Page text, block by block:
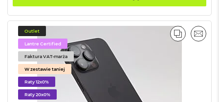
a
M
a
c
B
o
o
k
A
i
Outlet
Lantre Certified
Faktura VAT-marża
W zestawie taniej
Raty 12x0%
Raty 20x0%